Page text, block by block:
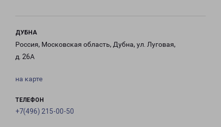
ДУБНА
Россия, Московская область, Дубна, ул. Луговая,
д. 26А
на карте
ТЕЛЕФОН
+7(496) 215-00-50